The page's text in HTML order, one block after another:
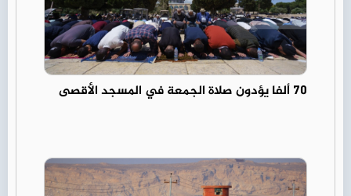
70 ألفا يؤدون صلاة الجمعة في المسجد الأقصى